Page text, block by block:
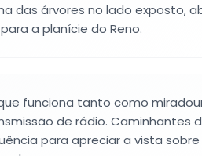
das árvores no lado exposto,
a planície do Reno.
funciona tanto como
de rádio. Caminhantes
para apreciar a vista sobre